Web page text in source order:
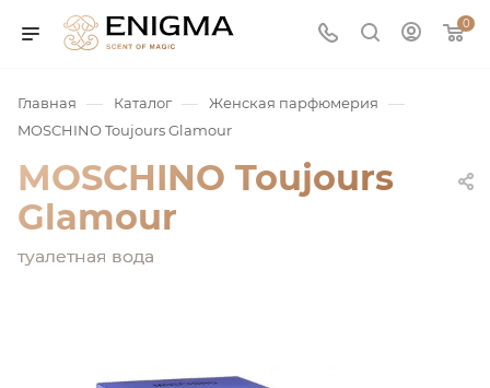
0
Главная — Каталог — Женская парфюмерия —
MOSCHINO Toujours Glamour
MOSCHINO Toujours
Glamour
туалетная вода